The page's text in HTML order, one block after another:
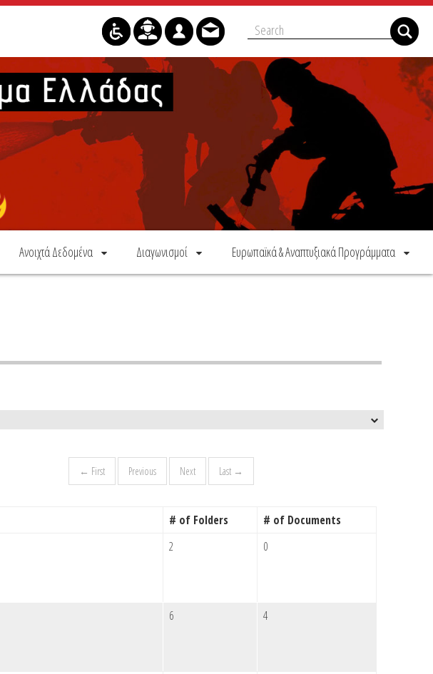
Ανοιχτά Δεδομένα Διαγωνισμοί Ευρωπαϊκά & Αναπτυξιακά Προγράμματα
← First Previous Next Last →
# of Folders # of Documents
2 0
6 4